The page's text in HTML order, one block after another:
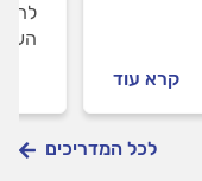
קרא עוד
לכל המדריכים